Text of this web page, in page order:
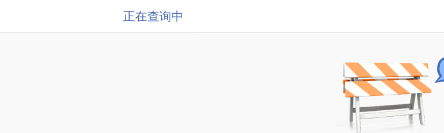
正在查询中